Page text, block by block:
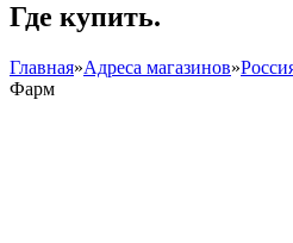
Где купить.
Главная»Адреса магазинов»
Фарм